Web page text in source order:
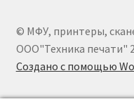
© МФУ, принтеры,
ООО"Техника печати"
Создано с помощью